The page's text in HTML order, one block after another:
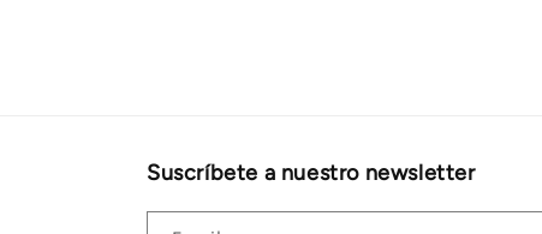
Suscríbete a nuestro newsletter